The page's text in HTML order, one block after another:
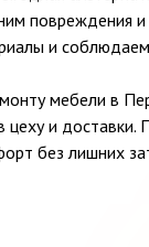
повреждения
и
мебели в
цеху и
без лишних